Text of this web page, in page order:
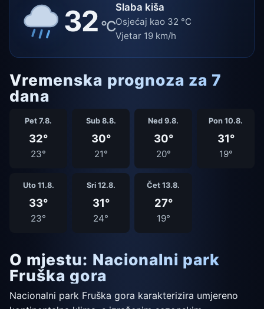
32 °C
Slaba kiša
Osjećaj kao 32 °C
Vjetar 19 km/h
Vremenska prognoza za 7
dana
Pet 7.8.
32°
23°
Sub 8.8.
30°
21°
Ned 9.8.
30°
20°
Pon 10.8.
31°
19°
Uto 11.8.
33°
23°
Sri 12.8.
31°
24°
Čet 13.8.
27°
19°
O mjestu: Nacionalni park
Fruška gora
Nacionalni park Fruška gora karakterizira umjereno